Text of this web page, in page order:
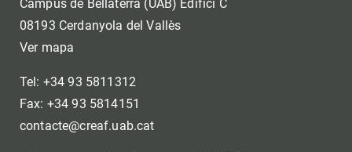
Campus de Bellaterra (UAB) Edifici C
08193 Cerdanyola del Vallès
Ver mapa
Tel: +34 93 5811312
Fax: +34 93 5814151
contacte@creaf.uab.cat